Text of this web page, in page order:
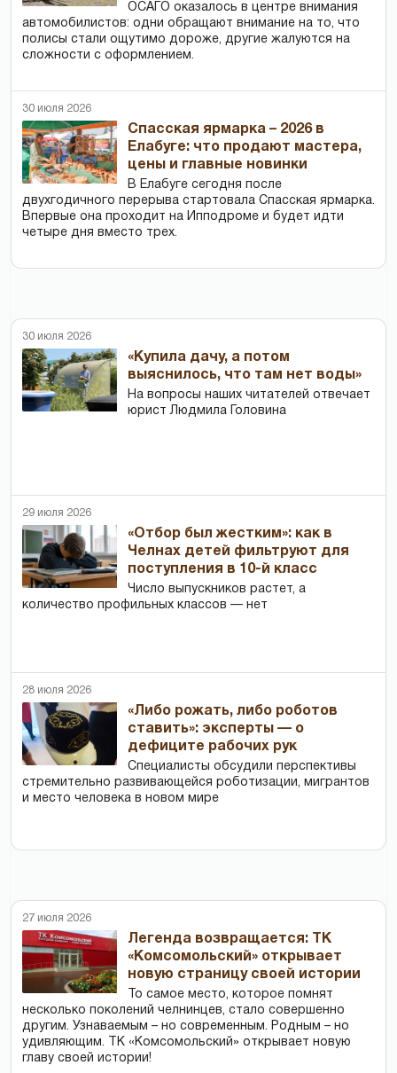
ОСАГО оказалось в центре внимания
автомобилистов: одни обращают внимание на то, что
полисы стали ощутимо дороже, другие жалуются на
сложности с оформлением.
30 июля 2026
Спасская ярмарка – 2026 в
Елабуге: что продают мастера,
цены и главные новинки
В Елабуге сегодня после
двухгодичного перерыва стартовала Спасская ярмарка.
Впервые она проходит на Ипподроме и будет идти
четыре дня вместо трех.
30 июля 2026
«Купила дачу, а потом
выяснилось, что там нет воды»
На вопросы наших читателей отвечает
юрист Людмила Головина
29 июля 2026
«Отбор был жестким»: как в
Челнах детей фильтруют для
поступления в 10-й класс
Число выпускников растет, а
количество профильных классов — нет
28 июля 2026
«Либо рожать, либо роботов
ставить»: эксперты — о
дефиците рабочих рук
Специалисты обсудили перспективы
стремительно развивающейся роботизации, мигрантов
и место человека в новом мире
27 июля 2026
Легенда возвращается: ТК
«Комсомольский» открывает
новую страницу своей истории
То самое место, которое помнят
несколько поколений челнинцев, стало совершенно
другим. Узнаваемым – но современным. Родным – но
удивляющим. ТК «Комсомольский» открывает новую
главу своей истории!